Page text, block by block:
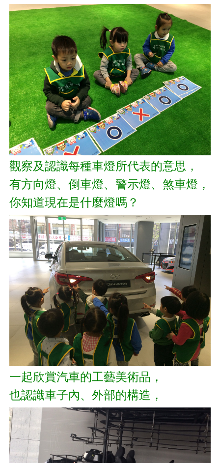
觀察及認識每種車燈所代表的意思，
有方向燈、倒車燈、警示燈、煞車燈，
你知道現在是什麼燈嗎？
一起欣賞汽車的工藝美術品，
也認識車子內、外部的構造，